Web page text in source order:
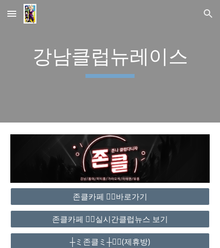
Skip to main content Skip to navigation
강남클럽뉴레이스
존클카페 ❤️‍🔥바로가기
존클카페 ❤️‍🔥실시간클럽뉴스 보기
┼ミ존클ミ┼❤️‍🔥(제휴방)